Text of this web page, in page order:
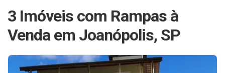
3 Imóveis com Rampas à
Venda em Joanópolis, SP